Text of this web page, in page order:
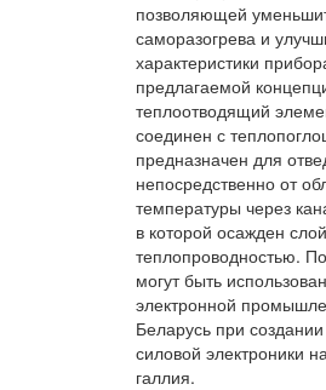
позволяющей
саморазогрева и
характеристики
предлагаемой
теплоотводящий
соединен с
предназначен для
непосредственно от
температуры через
в которой осажден
теплопроводностью.
могут быть
электронной
Беларусь при
силовой электроники
галлия.